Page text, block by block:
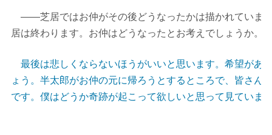
――芝居ではお仲がその後どうなったかは描かれていま
居は終わります。お仲はどうなったとお考えでしょうか。
最後は悲しくならないほうがいいと思います。希望があ
ょう。半太郎がお仲の元に帰ろうとするところで、皆さ
です。僕はどうか奇跡が起こって欲しいと思って見ていま